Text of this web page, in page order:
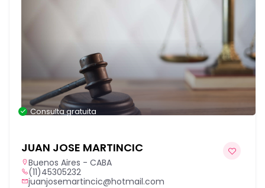
Consulta gratuita
JUAN JOSE MARTINCIC
Buenos Aires - CABA
(11)45305232
juanjosemartincic@hotmail.com